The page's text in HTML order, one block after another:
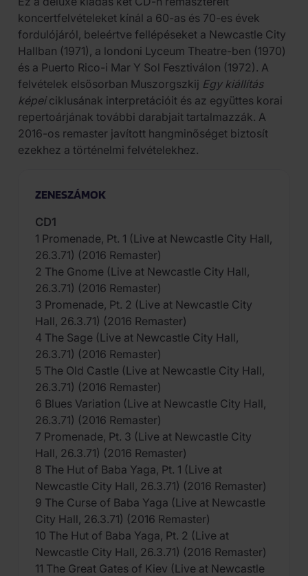
koncertfelvételeket kínál a 60-as és 70-es évek
fordulójáról, beleértve fellépéseket a Newcastle City
Hallban (1971), a londoni Lyceum Theatre-ben (1970)
és a Puerto Rico-i Mar Y Sol Fesztiválon (1972). A
felvételek elsősorban Muszorgszkij Egy kiállítás
képeiciklusának interpretációit és az együttes korai
repertoárjának további darabjait tartalmazzák. A
2016-os remaster javított hangminőséget biztosít
ezekhez a történelmi felvételekhez.
ZENESZÁMOK
CD1
1 Promenade, Pt. 1 (Live at Newcastle City Hall,
26.3.71) (2016 Remaster)
2 The Gnome (Live at Newcastle City Hall,
26.3.71) (2016 Remaster)
3 Promenade, Pt. 2 (Live at Newcastle City
Hall, 26.3.71) (2016 Remaster)
4 The Sage (Live at Newcastle City Hall,
26.3.71) (2016 Remaster)
5 The Old Castle (Live at Newcastle City Hall,
26.3.71) (2016 Remaster)
6 Blues Variation (Live at Newcastle City Hall,
26.3.71) (2016 Remaster)
7 Promenade, Pt. 3 (Live at Newcastle City
Hall, 26.3.71) (2016 Remaster)
8 The Hut of Baba Yaga, Pt. 1 (Live at
Newcastle City Hall, 26.3.71) (2016 Remaster)
9 The Curse of Baba Yaga (Live at Newcastle
City Hall, 26.3.71) (2016 Remaster)
10 The Hut of Baba Yaga, Pt. 2 (Live at
Newcastle City Hall, 26.3.71) (2016 Remaster)
11 The Great Gates of Kiev (Live at Newcastle